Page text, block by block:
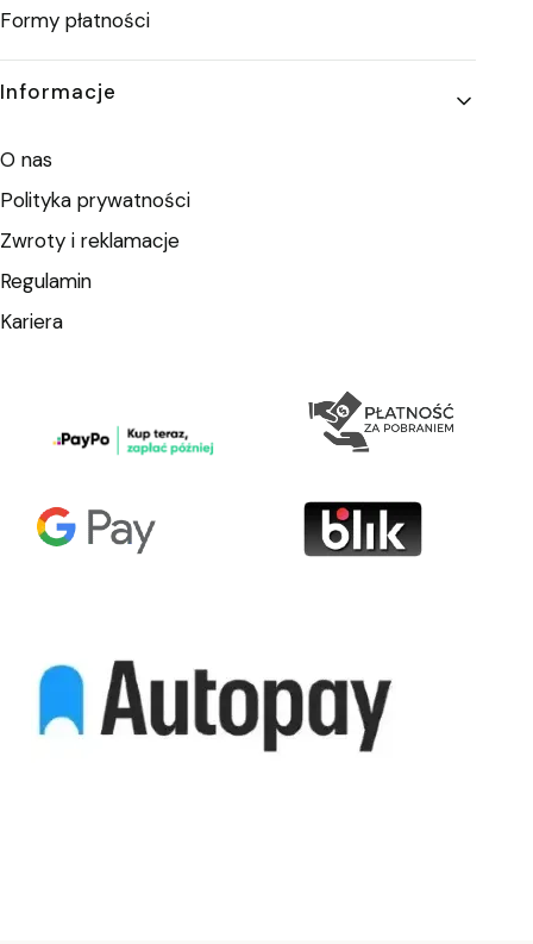
Formy płatności
Informacje
O nas
Polityka prywatności
Zwroty i reklamacje
Regulamin
Kariera